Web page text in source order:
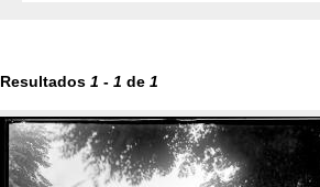
Resultados 1 - 1 de 1